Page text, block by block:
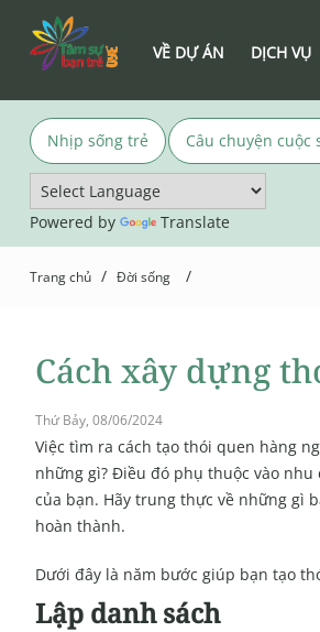
VỀ DỰ ÁN DỊCH VỤ
Nhịp sống trẻ Câu chuyện cuộc
Powered by Translate
Trang chủ / Đời sống /
Cách xây dựng
Thứ Bảy, 08/06/2024
Việc tìm ra cách tạo thói quen hàng
những gì? Điều đó phụ thuộc vào
của bạn. Hãy trung thực về những gì
hoàn thành.
Dưới đây là năm bước giúp bạn tạo
Lập danh sách